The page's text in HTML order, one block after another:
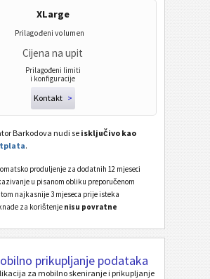
XLarge
Prilagođeni volumen
Cijena na upit
Prilagođeni limiti
i konfiguracije
Kontakt >
Barkodova nudi se isključivo kao
.
produljenje za dodatnih 12 mjeseci
u pisanom obliku preporučenom
najkasnije 3 mjeseca prije isteka
za korištenje nisu povratne
prikupljanje podataka
za mobilno skeniranje i prikupljanje